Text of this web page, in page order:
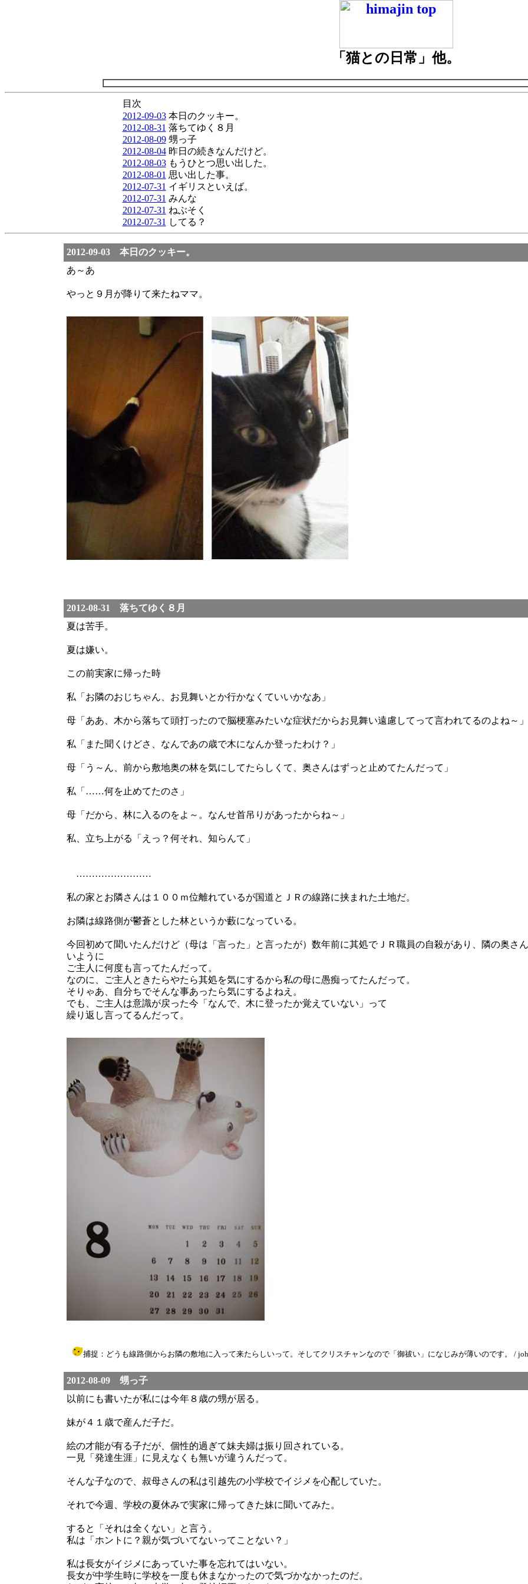
「猫との日常」他。
目次
2012-09-03本日のクッキー。
2012-08-31 落ちてゆく８月
2012-08-09甥っ子
2012-08-04昨日の続きなんだけど。
2012-08-03もうひとつ思い出した。
2012-08-01 思い出した事。
2012-07-31 イギリスといえば。
2012-07-31 みんな
2012-07-31 ねぶそく
2012-07-31 してる？
2012-09-03 本日のクッキー。
あ～あ
やっと９月が降りて来たねママ。
2012-08-31 落ちてゆく８月
夏は苦手。
夏は嫌い。
この前実家に帰った時
私「お隣のおじちゃん、お見舞いとか行かなくていいかなあ」
母「ああ、木から落ちて頭打ったので脳梗塞みたいな症状だからお見舞い遠慮してって言われてるのよね～」
私「また聞くけどさ、なんであの歳で木になんか登ったわけ？」
母「う～ん、前から敷地奥の林を気にしてたらしくて、奥さんはずっと止めてたんだって」
私「……何を止めてたのさ」
母「だから、林に入るのをよ～。なんせ首吊りがあったからね～」
私、立ち上がる「えっ？何それ、知らんて」
……………………
私の家とお隣さんは１００ｍ位離れているが国道とＪＲの線路に挟まれた土地だ。
お隣は線路側が鬱蒼とした林というか藪になっている。
今回初めて聞いたんだけど（母は「言った」と言ったが）数年前に其処でＪＲ職員の自殺があり、隣の奥さ
いように
ご主人に何度も言ってたんだって。
なのに、ご主人ときたらやたら其処を気にするから私の母に愚痴ってたんだって。
そりゃあ、自分ちでそんな事あったら気にするよねえ。
でも、ご主人は意識が戻った今「なんで、木に登ったか覚えていない」って
繰り返し言ってるんだって。
捕捉：どうも線路側からお隣の敷地に入って来たらしいって。そしてクリスチャンなので「御祓い」になじみが薄いのです。 /
2012-08-09 甥っ子
以前にも書いたが私には今年８歳の甥が居る。
妹が４１歳で産んだ子だ。
絵の才能が有る子だが、個性的過ぎて妹夫婦は振り回されている。
一見「発達生涯」に見えなくも無いが違うんだって。
そんな子なので、叔母さんの私は引越先の小学校でイジメを心配していた。
それで今週、学校の夏休みで実家に帰ってきた妹に聞いてみた。
すると「それは全くない」と言う。
私は「ホントに？親が気づいてないってことない？」
私は長女がイジメにあっていた事を忘れてはいない。
長女が中学生時に学校を一度も休まなかったので気づかなかったのだ。